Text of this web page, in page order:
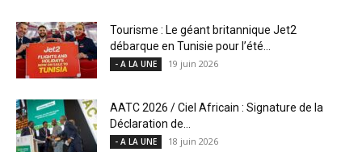
Tourisme : Le géant britannique Jet2
débarque en Tunisie pour l’été...
- A LA UNE 19 juin 2026
AATC 2026 / Ciel Africain : Signature de la
Déclaration de...
- A LA UNE 18 juin 2026